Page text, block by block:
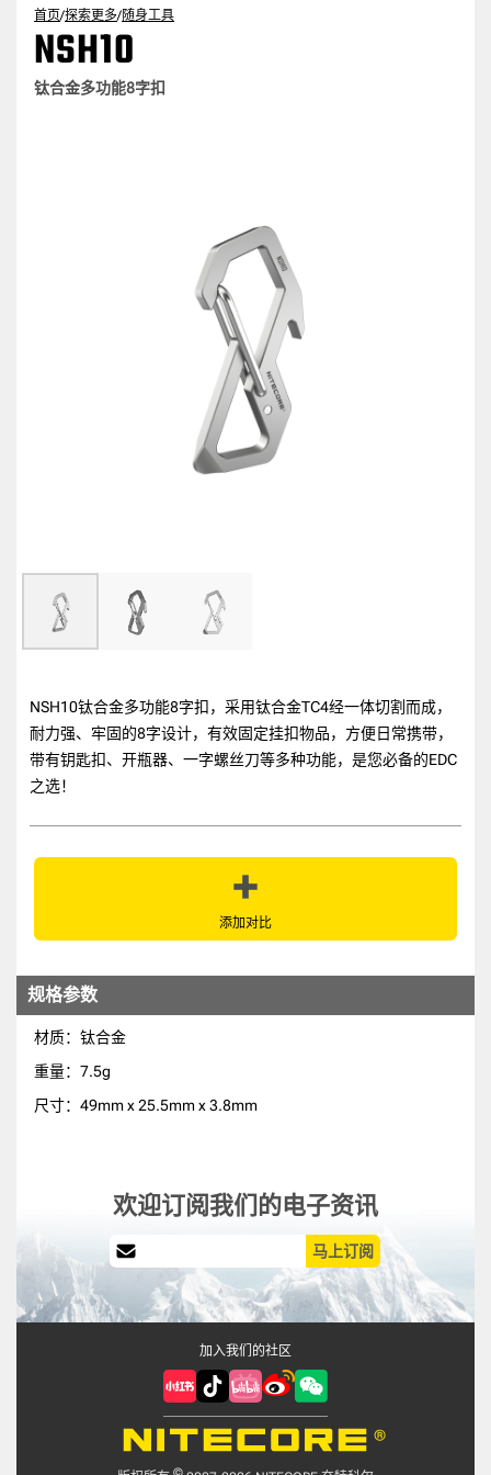
首页/探索更多/随身工具
NSH10
钛合金多功能8字扣
NSH10钛合金多功能8字扣，采用钛合金TC4经一体切割而成，
耐力强、牢固的8字设计，有效固定挂扣物品，方便日常携带，
带有钥匙扣、开瓶器、一字螺丝刀等多种功能，是您必备的EDC
之选！
添加对比
规格参数
材质：钛合金
重量：7.5g
尺寸：49mm x 25.5mm x 3.8mm
欢迎订阅我们的电子资讯
马上订阅
加入我们的社区
©